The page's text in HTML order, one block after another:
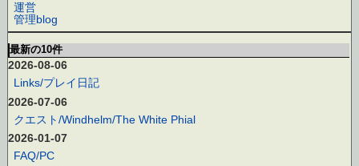
運営
管理blog
最新の10件
2026-08-06
Links/プレイ日記
2026-07-06
クエスト/Windhelm/The White Phial
2026-01-07
FAQ/PC